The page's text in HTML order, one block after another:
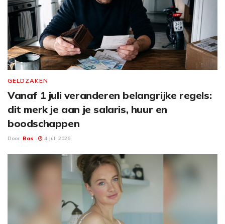
GELDZAKEN
Vanaf 1 juli veranderen belangrijke regels:
dit merk je aan je salaris, huur en
boodschappen
Door Bas 4 Juli 2026